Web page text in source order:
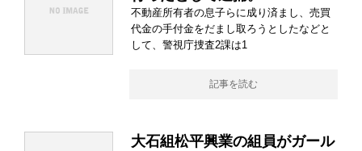
不動産所有者の息子らに成り済まし、売買
代金の手付金をだまし取ろうとしたなどと
して、警視庁捜査2課は1
記事を読む
大石組松平興業の組員がガール